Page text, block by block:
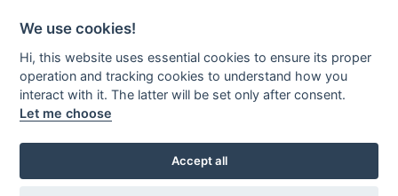
We use cookies!
Hi, this website uses essential cookies to ensure its proper
operation and tracking cookies to understand how you
interact with it. The latter will be set only after consent.
Let me choose
Accept all